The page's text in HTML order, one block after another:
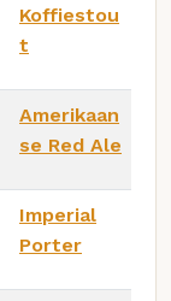
Koffiestou
t
Amerikaan
se Red Ale
Imperial
Porter